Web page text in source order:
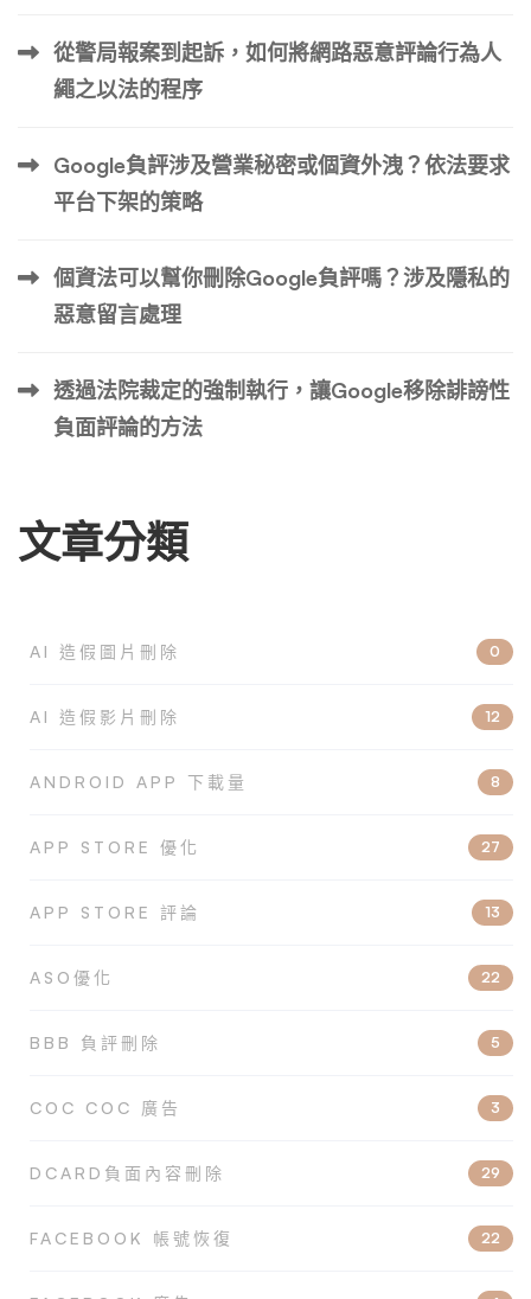
鍵步驟。 如何證明誹謗（預審階段） 在誹謗案件進入審判
之前，原告必須評估其主張是否可行。這涉及審查誹謗的要
素並確定它們是否可以在法庭上成功證明。 評估被告可能
件提前駁回。 誹謗索賠的要素 關於原告的虛假事實陳述 任
何誹謗索賠的基石都是存在關於原告的虛假事實陳述。此要
述必須明顯錯誤，而不僅僅是事實的誇大版本。 確定陳述
的虛假性往往是誹謗訴訟的第一步，也是最關鍵的一步。
與第三方的溝通 要使聲明符合誹謗性，必須傳達或發布給
從警局報案到起訴，如何將網路惡意評論行為人
繩之以法的程序
Google負評涉及營業秘密或個資外洩？依法要求
平台下架的策略
個資法可以幫你刪除Google負評嗎？涉及隱私的
惡意留言處理
透過法院裁定的強制執行，讓Google移除誹謗性
負面評論的方法
文章分類
AI 造假圖片刪除 0
AI 造假影片刪除 12
ANDROID APP 下載量 8
APP STORE 優化 27
APP STORE 評論 13
ASO優化 22
BBB 負評刪除 5
COC COC 廣告 3
DCARD負面內容刪除 29
FACEBOOK 帳號恢復 22